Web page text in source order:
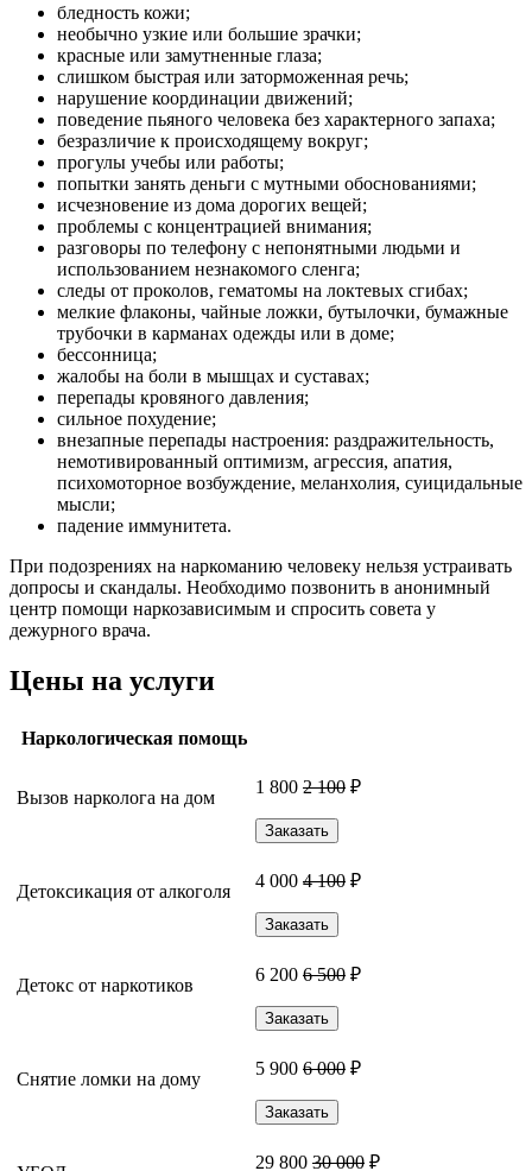
бледность кожи;
необычно узкие или большие зрачки;
красные или замутненные глаза;
слишком быстрая или заторможенная речь;
нарушение координации движений;
поведение пьяного человека без характерного запаха;
безразличие к происходящему вокруг;
прогулы учебы или работы;
попытки занять деньги с мутными обоснованиями;
исчезновение из дома дорогих вещей;
проблемы с концентрацией внимания;
разговоры по телефону с непонятными людьми и
использованием незнакомого сленга;
следы от проколов, гематомы на локтевых сгибах;
мелкие флаконы, чайные ложки, бутылочки, бумажные
трубочки в карманах одежды или в доме;
бессонница;
жалобы на боли в мышцах и суставах;
перепады кровяного давления;
сильное похудение;
внезапные перепады настроения: раздражительность,
немотивированный оптимизм, агрессия, апатия,
психомоторное возбуждение, меланхолия, суицидальные
мысли;
падение иммунитета.
При подозрениях на наркоманию человеку нельзя устраивать
допросы и скандалы. Необходимо позвонить в анонимный
центр помощи наркозависимым и спросить совета у
дежурного врача.
Цены на услуги
Наркологическая помощь
Вызов нарколога на дом
1 800 2 100 ₽
Заказать
Детоксикация от алкоголя
4 000 4 100 ₽
Заказать
Детокс от наркотиков
6 200 6 500 ₽
Заказать
Снятие ломки на дому
5 900 6 000 ₽
Заказать
29 800 30 000 ₽